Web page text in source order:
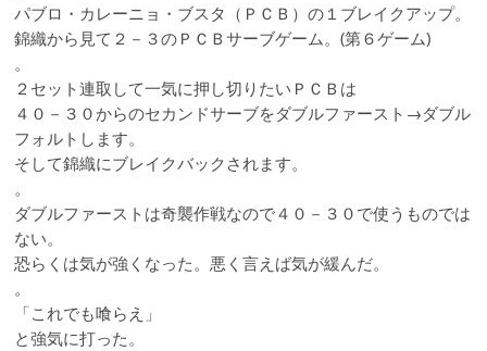
パブロ・カレーニョ・ブスタ（ＰＣＢ）の１ブレイクアップ。
錦織から見て２－３のＰＣＢサーブゲーム。(第６ゲーム)
。
２セット連取して一気に押し切りたいＰＣＢは
４０－３０からのセカンドサーブをダブルファースト→ダブル
フォルトします。
そして錦織にブレイクバックされます。
。
ダブルファーストは奇襲作戦なので４０－３０で使うものでは
ない。
恐らくは気が強くなった。悪く言えば気が緩んだ。
。
「これでも喰らえ」
と強気に打った。